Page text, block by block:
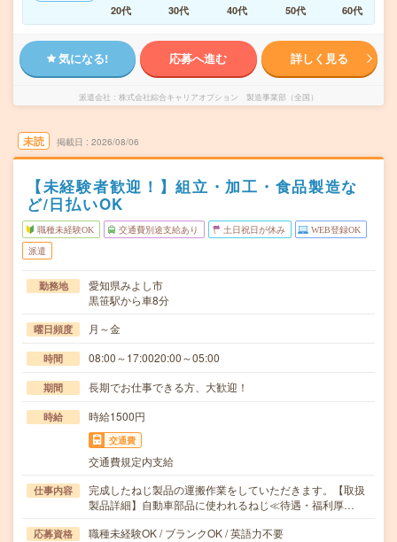
20代
30代 40代 50代 60代
気になる! 応募へ進む 詳しく見る
派遣会社 株式会社綜合キャリアオプション 製造事業部（全国）
未読 掲載日 2026/08/06
【未経験者歓迎！】組立・加工・食品製造な
ど/日払いOK
職種未経験OK 交通費別途支給あり 土日祝日が休み WEB登録OK
派遣
勤務地
愛知県みよし市
黒笹駅から車8分
曜日頻度 月～金
時間 08:00～17:0020:00～05:00
期間 長期でお仕事できる方、大歓迎！
時給 時給1500円
交通費
交通費規定内支給
仕事内容
完成したねじ製品の運搬作業をしていただきます。【取扱
製品詳細】自動車部品に使われるねじ≪待遇・福利厚…
応募資格
職種未経験OK / ブランクOK / 英語力不要